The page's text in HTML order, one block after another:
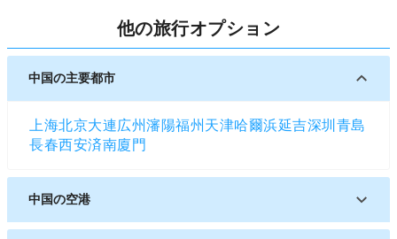
A：中国東方航空など国内の航空会社が運航してい
他の旅行オプション
中国の主要都市
上海北京大連広州瀋陽福州 天津哈爾浜延吉深圳 青島
長春西安済南廈門
中国の空港